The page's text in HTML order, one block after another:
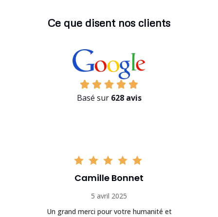
Ce que disent nos clients
Basé sur 628 avis
Camille Bonnet
5 avril 2025
Un grand merci pour votre humanité et